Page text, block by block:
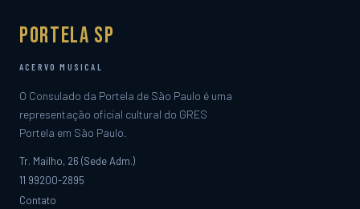
Portela SP
ACERVO MUSICAL
O Consulado da Portela de São Paulo é uma
representação oficial cultural do GRES
Portela em São Paulo.
Tr. Mailho, 26 (Sede Adm.)
11 99200-2895
Contato